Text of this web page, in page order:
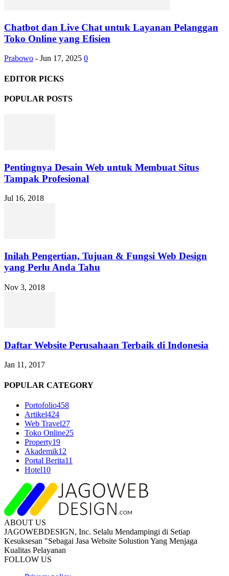
Chatbot dan Live Chat untuk Layanan Pelanggan
Toko Online yang Efisien
Prabowo - Jun 17, 2025 0
EDITOR PICKS
POPULAR POSTS
Pentingnya Desain Web untuk Membuat Situs
Tampak Profesional
Jul 16, 2018
Inilah Pengertian, Tujuan & Fungsi Web Design
yang Perlu Anda Tahu
Nov 3, 2018
Daftar Website Perusahaan Terbaik di Indonesia
Jan 11, 2017
POPULAR CATEGORY
Portofolio458
Artikel424
Web Travel27
Toko Online25
Property19
Akademik12
Portal Berita11
Hotel10
ABOUT US
JAGOWEBDESIGN, Inc. Selalu Mendampingi di Setiap
Kesuksesan "Sebagai Jasa Website Solustion Yang Menjaga
Kualitas Pelayanan
FOLLOW US